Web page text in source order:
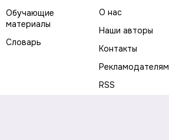
Обучающие
материалы
Словарь
О нас
Наши авторы
Контакты
Рекламодателям
RSS